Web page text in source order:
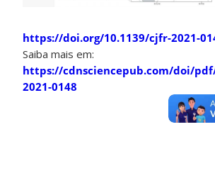
https://doi.org/10.1139/cjfr-2021-
Saiba mais em:
https://cdnsciencepub.com/doi/pdf/
2021-0148